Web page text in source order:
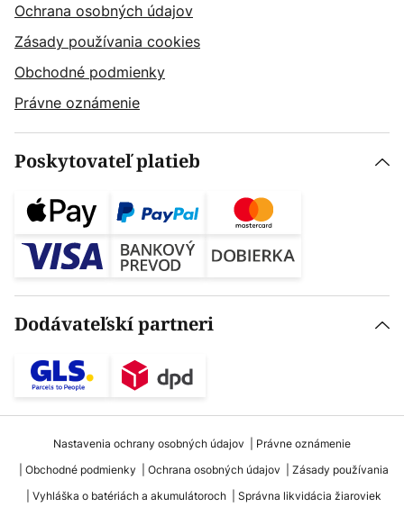
Ochrana osobných údajov
Zásady používania cookies
Obchodné podmienky
Právne oznámenie
Poskytovateľ platieb
Dodávateľskí partneri
Nastavenia ochrany osobných údajov
Právne oznámenie
Obchodné podmienky
Ochrana osobných údajov
Zásady používania
Vyhláška o batériách a akumulátoroch
Správna likvidácia žiaroviek